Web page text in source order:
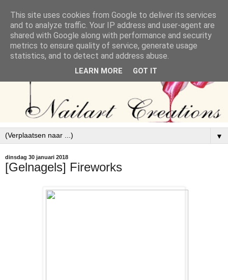
▼
dinsdag 30 januari 2018
[Gelnagels] Fireworks
This site uses cookies from Google to deliver its services
and to analyze traffic. Your IP address and user-agent are
shared with Google along with performance and security
metrics to ensure quality of service, generate usage
statistics, and to detect and address abuse.
LEARN MORE GOT IT